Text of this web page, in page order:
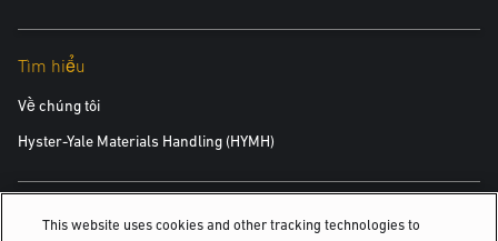
Tìm hiểu
Về chúng tôi
Hyster-Yale Materials Handling (HYMH)
Việc làm
This website uses cookies and other tracking technologies to